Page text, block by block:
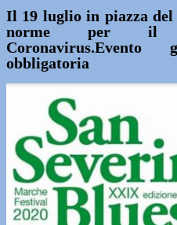
Il 19 luglio in piazza
norme per il
Coronavirus.Evento
obbligatoria